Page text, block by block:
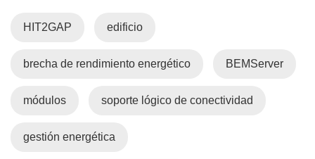
n
a
HIT2GAP edificio
brecha de rendimiento energético BEMServer
módulos soporte lógico de conectividad
gestión energética